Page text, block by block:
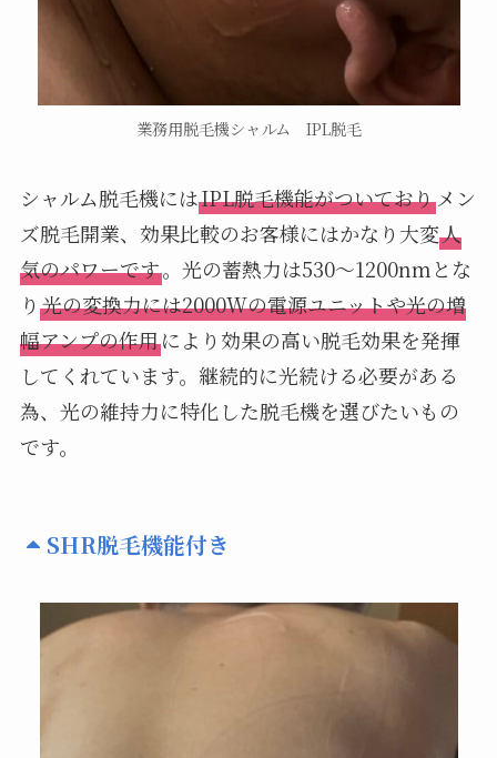
業務用脱毛機シャルム IPL脱毛
シャルム脱毛機にはIPL脱毛機能がついておりメン
ズ脱毛開業、効果比較のお客様にはかなり大変人
気のパワーです。光の蓄熱力は530〜1200nmとな
り 光の変換力には2000Wの電源ユニットや光の増
幅アンプの作用により効果の高い脱毛効果を発揮
してくれています。継続的に光続ける必要がある
為、光の維持力に特化した脱毛機を選びたいもの
です。
SHR脱毛機能付き